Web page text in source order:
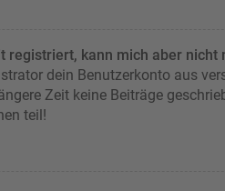
registriert, kann mich aber nicht
dein Benutzerkonto aus
Zeit keine Beiträge
teil!